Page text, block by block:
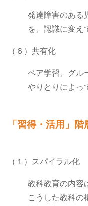
発達障害のある
を、認識に変え
（６）共有化
ペア学習、グル
やりとりによっ
「習得・活用」階
（１）スパイラル化
教科教育の内容
こうした教科の